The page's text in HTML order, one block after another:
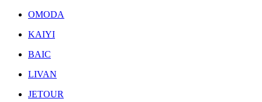
OMODA
KAIYI
BAIC
LIVAN
JETOUR